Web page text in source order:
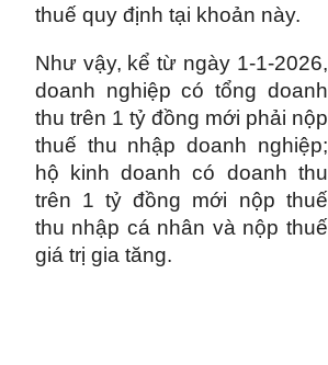
thuế quy định tại khoản này.
Như vậy, kể từ ngày 1-1-2026,
doanh nghiệp có tổng doanh
thu trên 1 tỷ đồng mới phải nộp
thuế thu nhập doanh nghiệp;
hộ kinh doanh có doanh thu
trên 1 tỷ đồng mới nộp thuế
thu nhập cá nhân và nộp thuế
giá trị gia tăng.